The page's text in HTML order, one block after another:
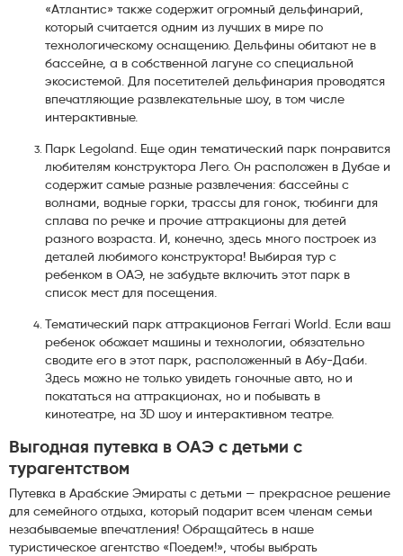
«Атлантис» также содержит огромный дельфинарий,
который считается одним из лучших в мире по
технологическому оснащению. Дельфины обитают не в
бассейне, а в собственной лагуне со специальной
экосистемой. Для посетителей дельфинария проводятся
впечатляющие развлекательные шоу, в том числе
интерактивные.
Парк Legoland. Еще один тематический парк понравится
любителям конструктора Лего. Он расположен в Дубае и
содержит самые разные развлечения: бассейны с
волнами, водные горки, трассы для гонок, тюбинги для
сплава по речке и прочие аттракционы для детей
разного возраста. И, конечно, здесь много построек из
деталей любимого конструктора! Выбирая тур с
ребенком в ОАЭ, не забудьте включить этот парк в
список мест для посещения.
Тематический парк аттракционов Ferrari World. Если ваш
ребенок обожает машины и технологии, обязательно
сводите его в этот парк, расположенный в Абу-Даби.
Здесь можно не только увидеть гоночные авто, но и
покататься на аттракционах, но и побывать в
кинотеатре, на 3D шоу и интерактивном театре.
Выгодная путевка в ОАЭ с детьми с
турагентством
Путевка в Арабские Эмираты с детьми — прекрасное решение
для семейного отдыха, который подарит всем членам семьи
незабываемые впечатления! Обращайтесь в наше
туристическое агентство «Поедем!», чтобы выбрать